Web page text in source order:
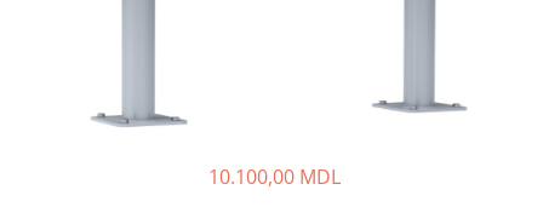
10.100,00 MDL